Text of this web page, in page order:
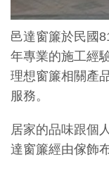
邑達窗簾於民國
年專業的施工經
理想窗簾相關產
服務。
居家的品味跟個
達窗簾經由傢飾